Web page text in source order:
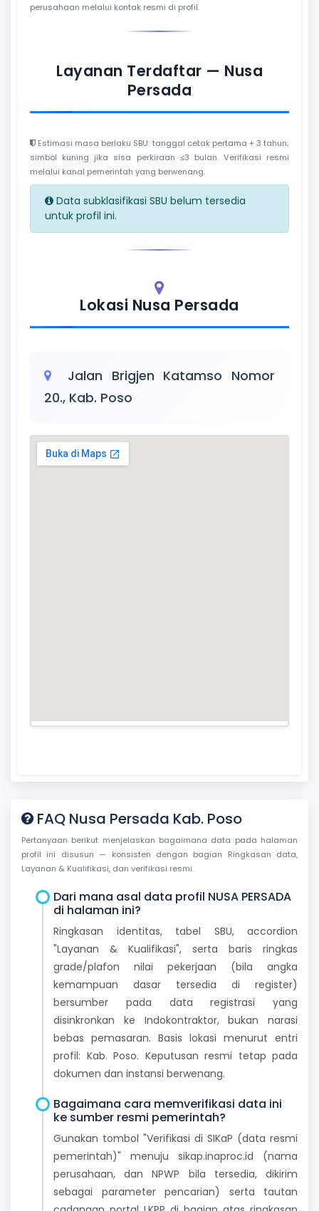
perusahaan melalui kontak resmi di profil.
Layanan Terdaftar — Nusa
Persada
Estimasi masa berlaku SBU: tanggal cetak pertama + 3 tahun;
simbol kuning jika sisa perkiraan ≤3 bulan. Verifikasi resmi
melalui kanal pemerintah yang berwenang.
Data subklasifikasi SBU belum tersedia
untuk profil ini.
Lokasi Nusa Persada
Jalan Brigjen Katamso Nomor
20., Kab. Poso
FAQ Nusa Persada Kab. Poso
Pertanyaan berikut menjelaskan bagaimana data pada halaman
profil ini disusun — konsisten dengan bagian Ringkasan data,
Layanan & Kualifikasi, dan verifikasi resmi.
Dari mana asal data profil NUSA PERSADA
di halaman ini?
Ringkasan identitas, tabel SBU, accordion
"Layanan & Kualifikasi", serta baris ringkas
grade/plafon nilai pekerjaan (bila angka
kemampuan dasar tersedia di register)
bersumber pada data registrasi yang
disinkronkan ke Indokontraktor, bukan narasi
bebas pemasaran. Basis lokasi menurut entri
profil: Kab. Poso. Keputusan resmi tetap pada
dokumen dan instansi berwenang.
Bagaimana cara memverifikasi data ini
ke sumber resmi pemerintah?
Gunakan tombol "Verifikasi di SIKaP (data resmi
pemerintah)" menuju sikap.inaproc.id (nama
perusahaan, dan NPWP bila tersedia, dikirim
sebagai parameter pencarian) serta tautan